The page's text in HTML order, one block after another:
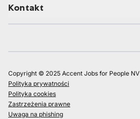
Kontakt
Copyright © 2025 Accent Jobs for People NV
Polityka prywatności
Polityka cookies
Zastrzeżenia prawne
Uwaga na phishing